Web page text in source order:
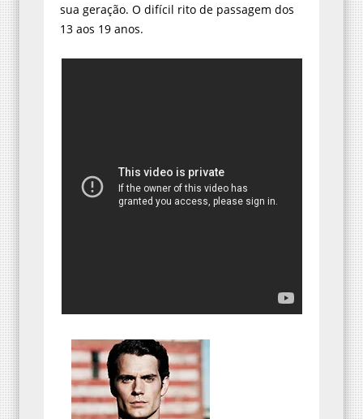
sua geração. O difícil rito de passagem dos
13 aos 19 anos.